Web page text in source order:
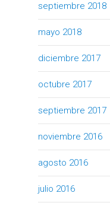
septiembre 2018
mayo 2018
diciembre 2017
octubre 2017
septiembre 2017
noviembre 2016
agosto 2016
julio 2016